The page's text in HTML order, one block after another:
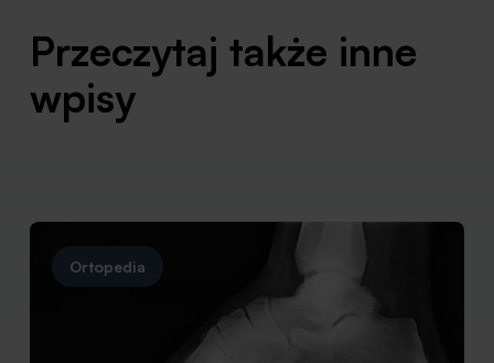
Przeczytaj także inne
wpisy
Ortopedia